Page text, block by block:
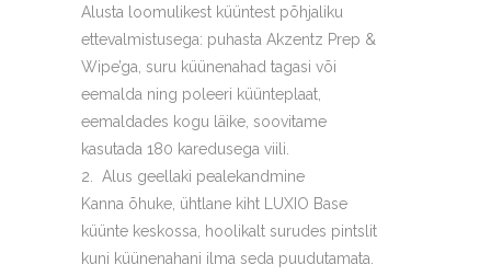
Alusta loomulikest küüntest põhjaliku
ettevalmistusega: puhasta Akzentz Prep &
Wipe’ga, suru küünenahad tagasi või
eemalda ning poleeri küünteplaat,
eemaldades kogu läike, soovitame
kasutada 180 karedusega viili.
Alus geellaki pealekandmine
Kanna õhuke, ühtlane kiht LUXIO Base
küünte keskossa, hoolikalt surudes pintslit
kuni küünenahani ilma seda puudutamata.